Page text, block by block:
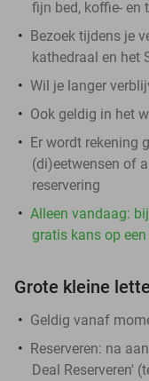
fijn bed, koffie- en
Bezoek tijdens je
kathedraal en het
Wil je langer
Ook geldig in het
Er wordt rekening
(di)eetwensen of
reservering
Alleen vandaag:
gratis kans op
Grote kleine
Geldig vanaf
Reserveren: na
Deal Reserveren'